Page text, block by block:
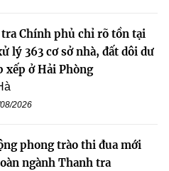
Chính phủ chỉ rõ tồn tại
lý 363 cơ sở nhà, đất dôi dư
xếp ở Hải Phòng
2026
phong trào thi đua mới
ngành Thanh tra